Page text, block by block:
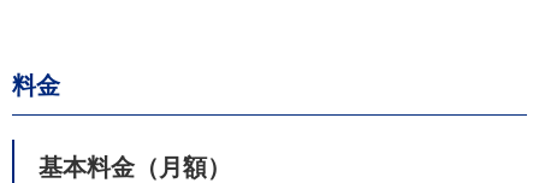
料金
基本料金（月額）